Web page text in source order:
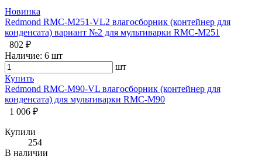
Новинка
Redmond RMC-M251-VL2 влагосборник (контейнер для
конденсата) вариант №2 для мультиварки RMC-M251
802 ₽
Наличие: 6 шт
шт
Купить
Redmond RMC-M90-VL влагосборник (контейнер для
конденсата) для мультиварки RMC-M90
1 006 ₽
Купили
254
В наличии